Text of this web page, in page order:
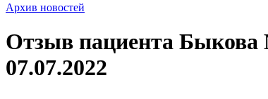
Архив новостей
Отзыв пациента Быкова
07.07.2022